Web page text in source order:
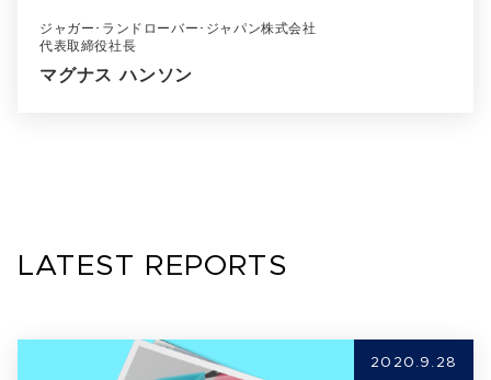
ジャガー･ランドローバー･ジャパン株式会社
代表取締役社長
マグナス ハンソン
LATEST REPORTS
2020.9.28